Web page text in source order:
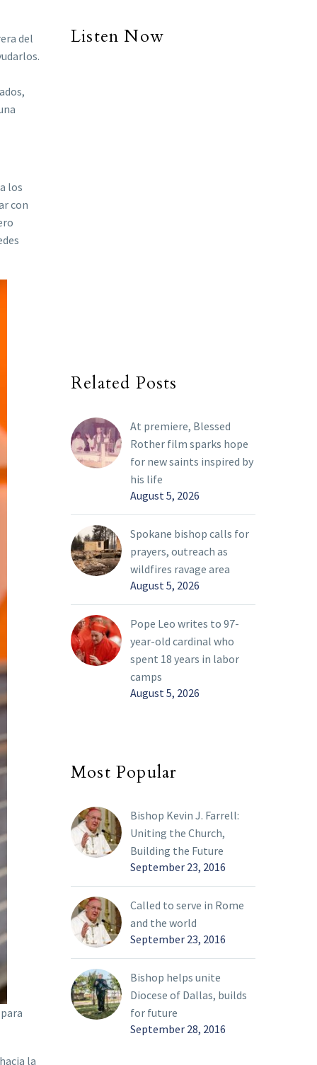
del
los
con
la
Listen Now
Related Posts
At premiere, Blessed
Rother film sparks hope
for new saints inspired by
his life
August 5, 2026
Spokane bishop calls for
prayers, outreach as
wildfires ravage area
August 5, 2026
Pope Leo writes to 97-
year-old cardinal who
spent 18 years in labor
camps
August 5, 2026
Most Popular
Bishop Kevin J. Farrell:
Uniting the Church,
Building the Future
September 23, 2016
Called to serve in Rome
and the world
September 23, 2016
Bishop helps unite
Diocese of Dallas, builds
for future
September 28, 2016